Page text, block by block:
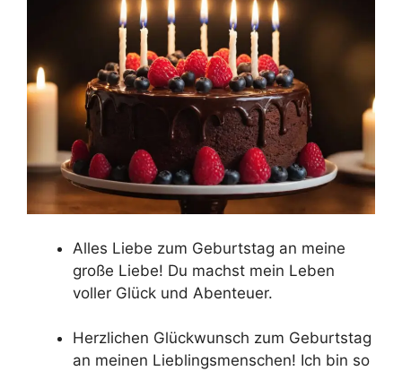
Alles Liebe zum Geburtstag an meine
große Liebe! Du machst mein Leben
voller Glück und Abenteuer.
Herzlichen Glückwunsch zum Geburtstag
an meinen Lieblingsmenschen! Ich bin so